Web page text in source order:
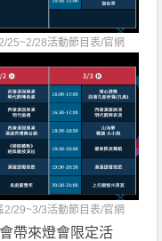
25~2/28活動節目表/官網
2/29~3/3活動節目表/官網
帶來燈會限定活